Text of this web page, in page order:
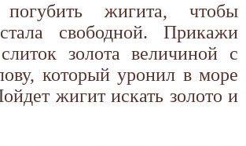
жигита, чтобы
свободной. Прикажи
золота величиной с
который уронил в море
жигит искать золото и